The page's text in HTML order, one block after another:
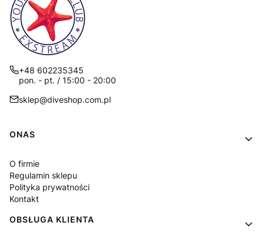
+48 602235345
pon. - pt. / 15:00 - 20:00
sklep@diveshop.com.pl
Linki w stopce
ONAS
O firmie
Regulamin sklepu
Polityka prywatności
Kontakt
OBSŁUGA KLIENTA